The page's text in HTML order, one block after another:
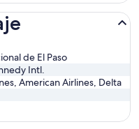
de El Paso
Intl.
American Airlines, Delta